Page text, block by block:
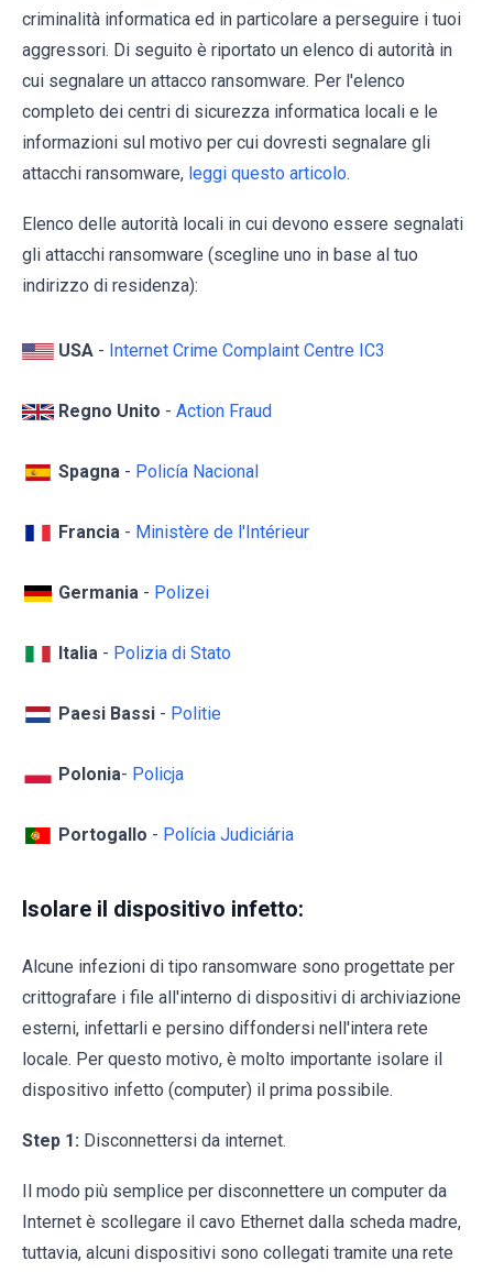
criminalità informatica ed in particolare a perseguire i tuoi
aggressori. Di seguito è riportato un elenco di autorità in
cui segnalare un attacco ransomware. Per l'elenco
completo dei centri di sicurezza informatica locali e le
informazioni sul motivo per cui dovresti segnalare gli
attacchi ransomware, leggi questo articolo.
Elenco delle autorità locali in cui devono essere segnalati
gli attacchi ransomware (scegline uno in base al tuo
indirizzo di residenza):
USA - Internet Crime Complaint Centre IC3
Regno Unito - Action Fraud
Spagna - Policía Nacional
Francia - Ministère de l'Intérieur
Germania - Polizei
Italia - Polizia di Stato
Paesi Bassi - Politie
Polonia- Policja
Portogallo - Polícia Judiciária
Isolare il dispositivo infetto:
Alcune infezioni di tipo ransomware sono progettate per
crittografare i file all'interno di dispositivi di archiviazione
esterni, infettarli e persino diffondersi nell'intera rete
locale. Per questo motivo, è molto importante isolare il
dispositivo infetto (computer) il prima possibile.
Step 1: Disconnettersi da internet.
Il modo più semplice per disconnettere un computer da
Internet è scollegare il cavo Ethernet dalla scheda madre,
tuttavia, alcuni dispositivi sono collegati tramite una rete